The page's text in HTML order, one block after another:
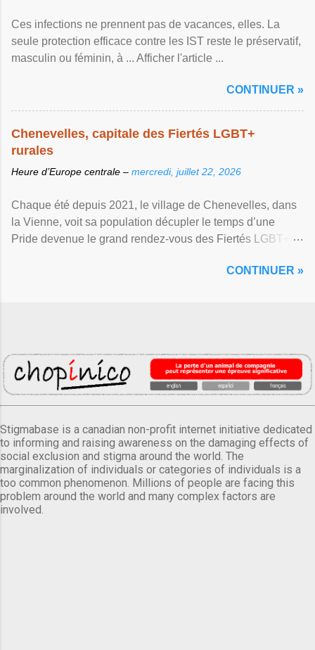
Ces infections ne prennent pas de vacances, elles. La
seule protection efficace contre les IST reste le préservatif,
masculin ou féminin, à ... Afficher l'article ...
CONTINUER »
Chenevelles, capitale des Fiertés LGBT+
rurales
Heure d’Europe centrale – mercredi, juillet 22, 2026
Chaque été depuis 2021, le village de Chenevelles, dans
la Vienne, voit sa population décupler le temps d’une
Pride devenue le grand rendez-vous des Fiertés LGBT+
CONTINUER »
Stigmabase is a canadian non-profit internet initiative dedicated
to informing and raising awareness on the damaging effects of
social exclusion and stigma around the world. The
marginalization of individuals or categories of individuals is a
too common phenomenon. Millions of people are facing this
problem around the world and many complex factors are
involved.